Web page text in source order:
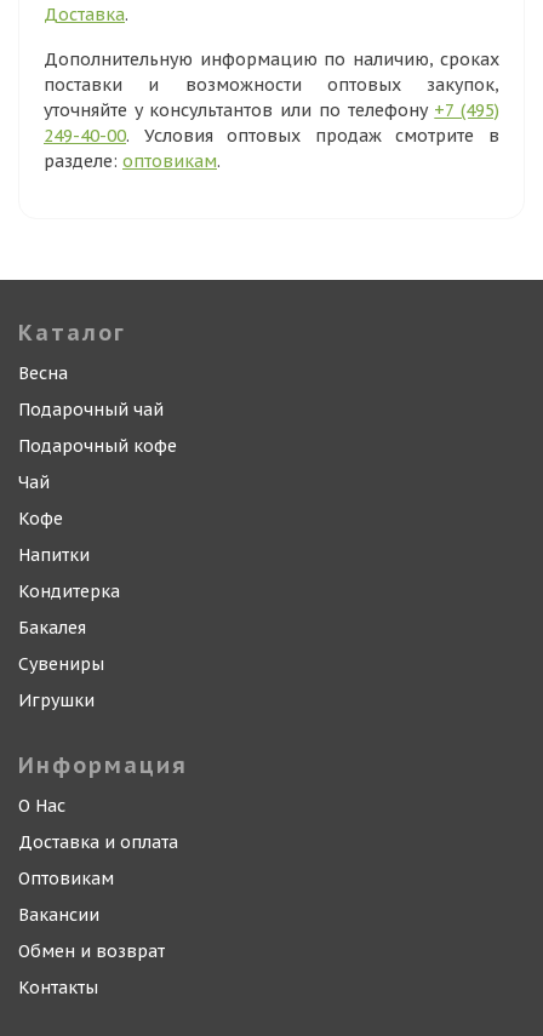
Доставка.
Дополнительную информацию по наличию, сроках
поставки и возможности оптовых закупок,
уточняйте у консультантов или по телефону +7 (495)
249-40-00. Условия оптовых продаж смотрите в
разделе: оптовикам.
Каталог
Весна
Подарочный чай
Подарочный кофе
Чай
Кофе
Напитки
Кондитерка
Бакалея
Сувениры
Игрушки
Информация
О Нас
Доставка и оплата
Оптовикам
Вакансии
Обмен и возврат
Контакты